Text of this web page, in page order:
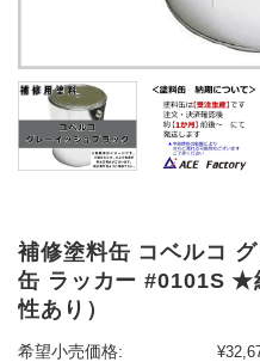
補修塗料缶 コベルコ
缶 ラッカー #0101S ★
性あり）
希望小売価格: